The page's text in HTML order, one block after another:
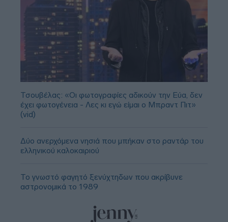
Τσουβέλας: «Οι φωτογραφίες αδικούν την Εύα, δεν
έχει φωτογένεια - Λες κι εγώ είμαι ο Μπραντ Πιτ»
(vid)
Δύο ανερχόμενα νησιά που μπήκαν στο ραντάρ του
ελληνικού καλοκαιριού
Το γνωστό φαγητό ξενύχτηδων που ακρίβυνε
αστρονομικά το 1989